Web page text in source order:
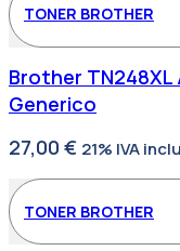
TONER BROTHER
Brother
Generico
27,00 € 21% IVA
TONER BROTHER